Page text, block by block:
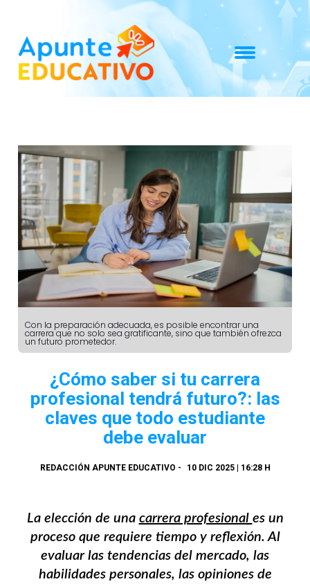
Con la preparación adecuada, es posible encontrar una
carrera que no solo sea gratificante, sino que también ofrezca
un futuro prometedor.
¿Cómo saber si tu carrera
profesional tendrá futuro?: las
claves que todo estudiante
debe evaluar
REDACCIÓN APUNTE EDUCATIVO - 10 DIC 2025 | 16:28 H
La elección de una carrera profesional es un
proceso que requiere tiempo y reflexión. Al
evaluar las tendencias del mercado, las
habilidades personales, las opiniones de